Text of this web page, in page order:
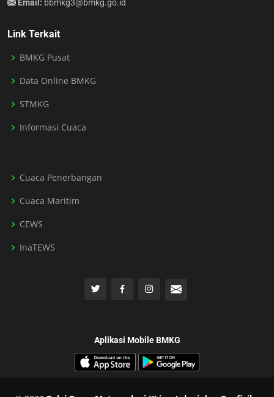
Email: bbmkg3@bmkg.go.id
Link Terkait
BMKG Pusat
Data Online BMKG
STMKG
Informasi Cuaca
Cuaca Penerbangan
Cuaca Maritim
CEWS
InaTEWS
Aplikasi Mobile BMKG